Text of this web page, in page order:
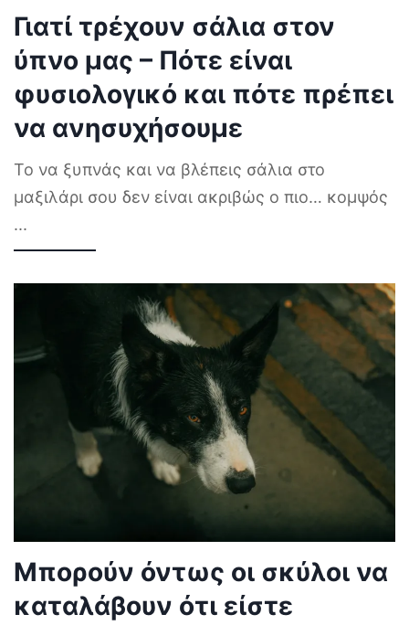
Γιατί τρέχουν σάλια στον
ύπνο μας – Πότε είναι
φυσιολογικό και πότε πρέπει
να ανησυχήσουμε
Το να ξυπνάς και να βλέπεις σάλια στο
μαξιλάρι σου δεν είναι ακριβώς ο πιο… κομψός
...
Μπορούν όντως οι σκύλοι να
καταλάβουν ότι είστε